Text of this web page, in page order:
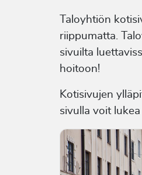
Taloyhtiön
riippumatta.
sivuilta
hoitoon!
Kotisivujen
sivulla voit